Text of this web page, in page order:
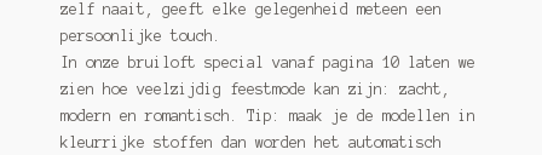
zelf naait, geeft elke gelegenheid meteen een
persoonlijke touch.
In onze bruiloft special vanaf pagina 10 laten we
zien hoe veelzijdig feestmode kan zijn: zacht,
modern en romantisch. Tip: maak je de modellen in
kleurrijke stoffen dan worden het automatisch